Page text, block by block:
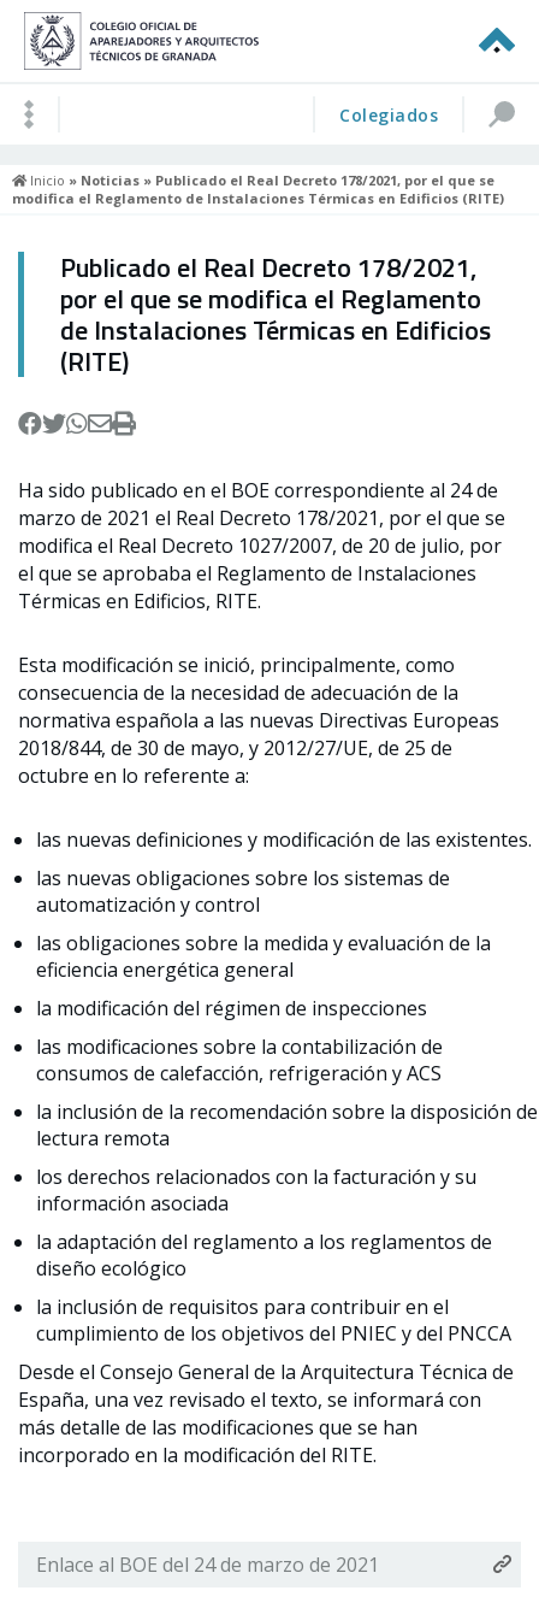
Colegiados
Inicio » Noticias » Publicado el Real Decreto 178/2021, por el que se
modifica el Reglamento de Instalaciones Térmicas en Edificios (RITE)
Publicado el Real Decreto 178/2021,
por el que se modifica el Reglamento
de Instalaciones Térmicas en Edificios
(RITE)
Ha sido publicado en el BOE correspondiente al 24 de
marzo de 2021 el Real Decreto 178/2021, por el que se
modifica el Real Decreto 1027/2007, de 20 de julio, por
el que se aprobaba el Reglamento de Instalaciones
Térmicas en Edificios, RITE.
Esta modificación se inició, principalmente, como
consecuencia de la necesidad de adecuación de la
normativa española a las nuevas Directivas Europeas
2018/844, de 30 de mayo, y 2012/27/UE, de 25 de
octubre en lo referente a:
las nuevas definiciones y modificación de las existentes.
las nuevas obligaciones sobre los sistemas de
automatización y control
las obligaciones sobre la medida y evaluación de la
eficiencia energética general
la modificación del régimen de inspecciones
las modificaciones sobre la contabilización de
consumos de calefacción, refrigeración y ACS
la inclusión de la recomendación sobre la disposición de
lectura remota
los derechos relacionados con la facturación y su
información asociada
la adaptación del reglamento a los reglamentos de
diseño ecológico
la inclusión de requisitos para contribuir en el
cumplimiento de los objetivos del PNIEC y del PNCCA
Desde el Consejo General de la Arquitectura Técnica de
España, una vez revisado el texto, se informará con
más detalle de las modificaciones que se han
incorporado en la modificación del RITE.
Enlace al BOE del 24 de marzo de 2021